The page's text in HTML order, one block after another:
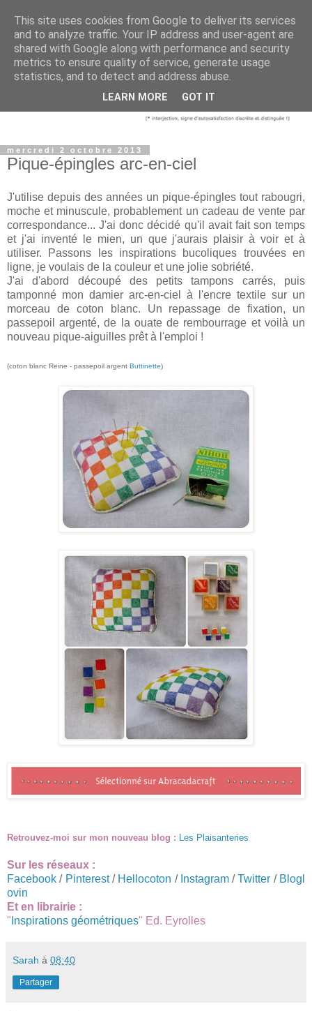
mercredi 2 octobre 2013
Pique-épingles arc-en-ciel
J'utilise depuis des années un pique-épingles tout rabougri,
moche et minuscule, probablement un cadeau de vente par
correspondance... J'ai donc décidé qu'il avait fait son temps
et j'ai inventé le mien, un que j'aurais plaisir à voir et à
utiliser. Passons les inspirations bucoliques trouvées en
ligne, je voulais de la couleur et une jolie sobriété.
J'ai d'abord découpé des petits tampons carrés, puis
tamponné mon damier arc-en-ciel à l'encre textile sur un
morceau de coton blanc. Un repassage de fixation, un
passepoil argenté, de la ouate de rembourrage et voilà un
nouveau pique-aiguilles prêt à l'emploi !
(coton blanc Reine - passepoil argent Buttinette)
Retrouvez-moi sur mon nouveau blog : Les Plaisanteries
Sur les réseaux :
Facebook / Pinterest/ Hellocoton / Instagram/Twitter / Blogl
ovin
Et en librairie :
" Inspirations géométriques" Ed. Eyrolles
Sarah à 08:40
Partager
This site uses cookies from Google to deliver its services
and to analyze traffic. Your IP address and user-agent are
shared with Google along with performance and security
metrics to ensure quality of service, generate usage
statistics, and to detect and address abuse.
LEARN MORE GOT IT